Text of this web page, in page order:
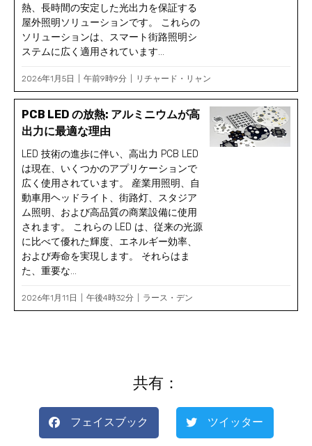
熱、長時間の安定した光出力を保証する
屋外照明ソリューションです。 これらの
ソリューションは、スマート街路照明シ
ステムに広く適用されています...
2026年1月5日 午前9時9分 リチャード・リャン
PCB LED の放熱: アルミニウムが高
出力に最適な理由
LED 技術の進歩に伴い、高出力 PCB LED
は現在、いくつかのアプリケーションで
広く使用されています。 産業用照明、自
動車用ヘッドライト、街路灯、スタジア
ム照明、および高品質の商業設備に使用
されます。 これらの LED は、従来の光源
に比べて優れた輝度、エネルギー効率、
および寿命を実現します。 それらはま
た、重要な...
2026年1月11日 午後4時32分 ラース・デン
共有：
フェイスブック ツイッター